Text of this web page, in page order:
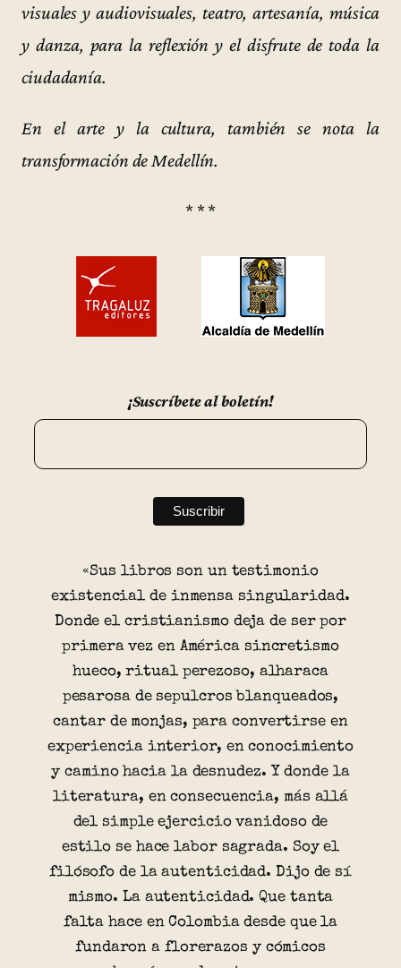
visuales y audiovisuales, teatro, artesanía, música
y danza, para la reflexión y el disfrute de toda la
ciudadanía.
En el arte y la cultura, también se nota la
transformación de Medellín.
* * *
¡Suscríbete al boletín!
«Sus libros son un testimonio
existencial de inmensa singularidad.
Donde el cristianismo deja de ser por
primera vez en América sincretismo
hueco, ritual perezoso, alharaca
pesarosa de sepulcros blanqueados,
cantar de monjas, para convertirse en
experiencia interior, en conocimiento
y camino hacia la desnudez. Y donde la
literatura, en consecuencia, más allá
del simple ejercicio vanidoso de
estilo se hace labor sagrada. Soy el
filósofo de la autenticidad. Dijo de sí
mismo. La autenticidad. Que tanta
falta hace en Colombia desde que la
fundaron a florerazos y cómicos